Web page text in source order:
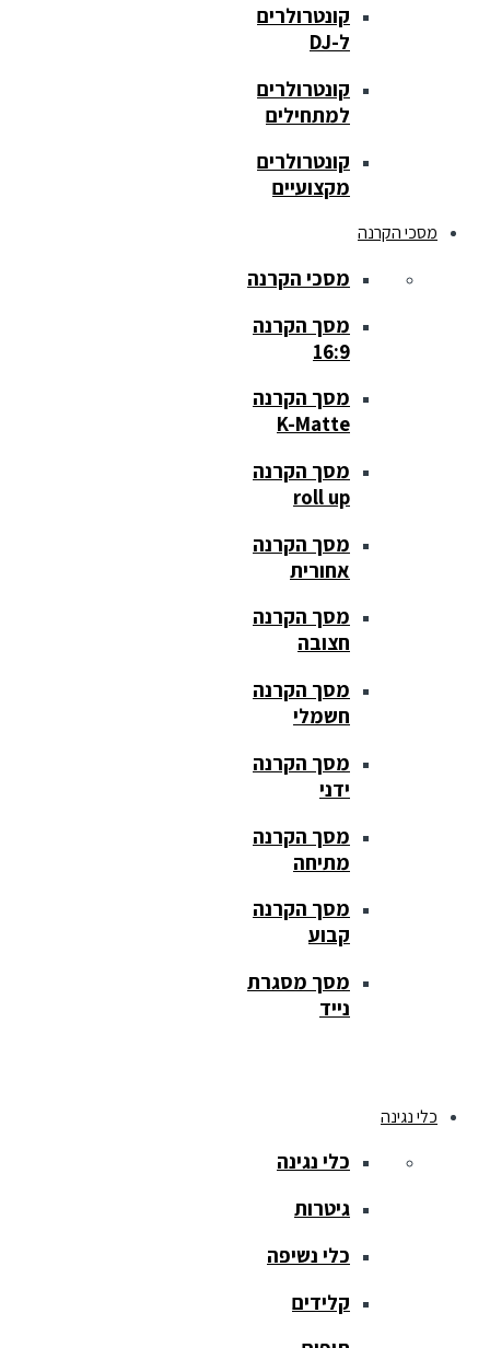
קונטרולרים
ל-DJ
קונטרולרים
למתחילים
קונטרולרים
מקצועיים
מסכי הקרנה
מסכי הקרנה
מסך הקרנה
16:9
מסך הקרנה
K-Matte
מסך הקרנה
roll up
מסך הקרנה
אחורית
מסך הקרנה
חצובה
מסך הקרנה
חשמלי
מסך הקרנה
ידני
מסך הקרנה
מתיחה
מסך הקרנה
קבוע
מסך מסגרת
נייד
כלי נגינה
כלי נגינה
גיטרות
כלי נשיפה
קלידים